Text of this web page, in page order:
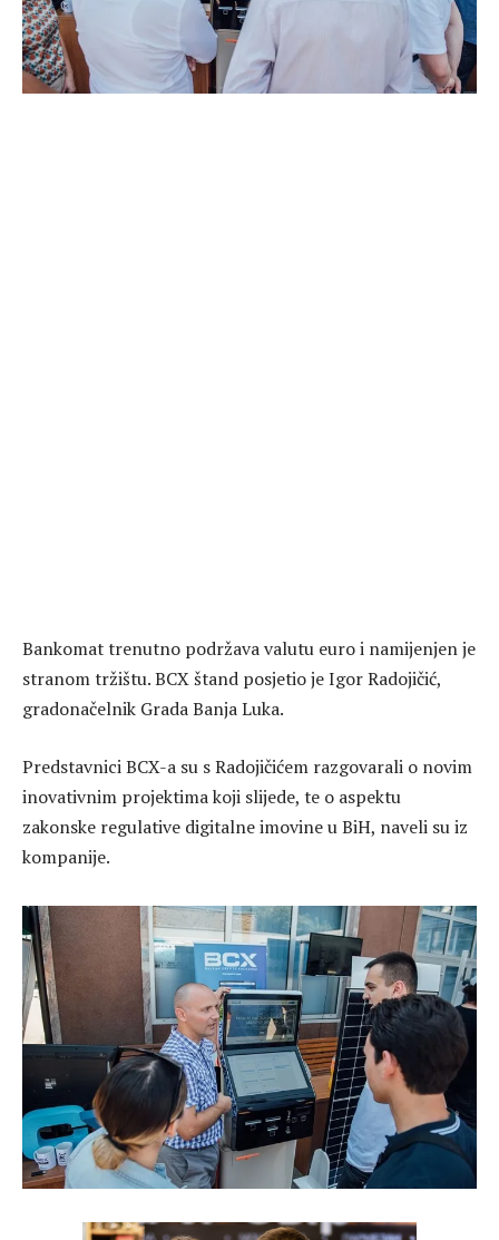
Bankomat trenutno podržava valutu euro i namijenjen je
stranom tržištu. BCX štand posjetio je Igor Radojičić,
gradonačelnik Grada Banja Luka.
Predstavnici BCX-a su s Radojičićem razgovarali o novim
inovativnim projektima koji slijede, te o aspektu
zakonske regulative digitalne imovine u BiH, naveli su iz
kompanije.